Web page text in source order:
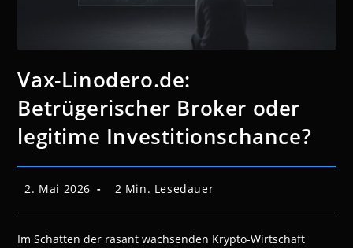
Vax-Linodero.de:
Betrügerischer Broker oder
legitime Investitionschance?
Beitrag
2. Mai 2026 Lesedauer:
2 Min. Lesedauer
Im Schatten der rasant wachsenden Krypto-Wirtschaft